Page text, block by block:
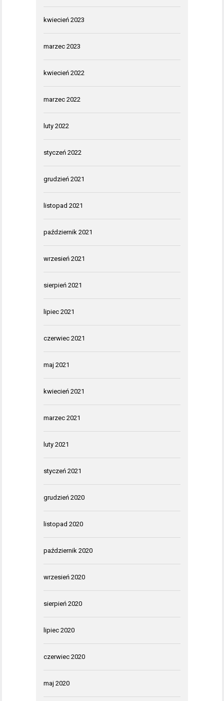
kwiecień 2023
marzec 2023
kwiecień 2022
marzec 2022
luty 2022
styczeń 2022
grudzień 2021
listopad 2021
październik 2021
wrzesień 2021
sierpień 2021
lipiec 2021
czerwiec 2021
maj 2021
kwiecień 2021
marzec 2021
luty 2021
styczeń 2021
grudzień 2020
listopad 2020
październik 2020
wrzesień 2020
sierpień 2020
lipiec 2020
czerwiec 2020
maj 2020